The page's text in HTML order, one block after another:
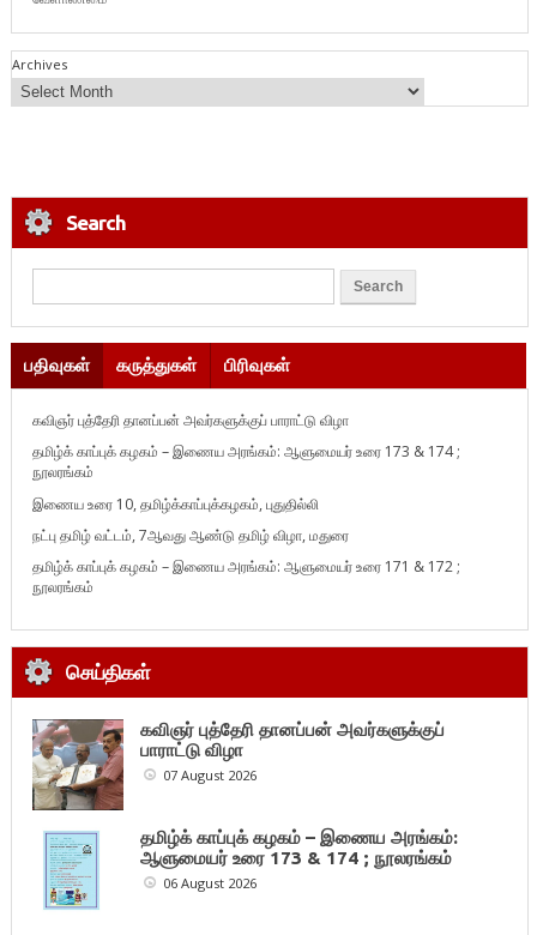
Archives
Search
பதிவுகள் கருத்துகள் பிரிவுகள்
கவிஞர் புத்தேரி தானப்பன் அவர்களுக்குப் பாராட்டு விழா
தமிழ்க் காப்புக் கழகம் – இணைய அரங்கம்: ஆளுமையர் உரை 173 & 174 ;
நூலரங்கம்
இணைய உரை 10, தமிழ்க்காப்புக்கழகம், புதுதில்லி
நட்பு தமிழ் வட்டம், 7ஆவது ஆண்டு தமிழ் விழா, மதுரை
தமிழ்க் காப்புக் கழகம் – இணைய அரங்கம்: ஆளுமையர் உரை 171 & 172 ;
நூலரங்கம்
செய்திகள்
கவிஞர் புத்தேரி தானப்பன் அவர்களுக்குப்
பாராட்டு விழா
07 August 2026
தமிழ்க் காப்புக் கழகம் – இணைய அரங்கம்:
ஆளுமையர் உரை 173 & 174 ; நூலரங்கம்
06 August 2026